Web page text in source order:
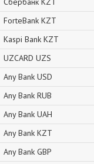
ForteBank KZT
Kaspi Bank KZT
UZCARD UZS
Any Bank USD
Any Bank RUB
Any Bank UAH
Any Bank KZT
Any Bank GBP